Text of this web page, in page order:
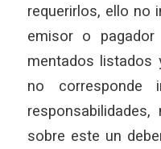
requerirlos, ello no
emisor o
mentados listados
no corresponde
sobre este un